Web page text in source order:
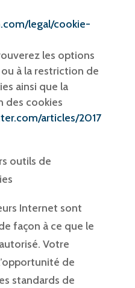
legal/cookie-
les options
à la restriction de
ainsi que la
des cookies
articles/2017
outils de
Internet sont
façon à ce que le
Votre
de
standards de